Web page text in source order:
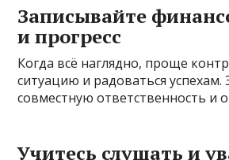
Записывайте
и прогресс
Когда всё наглядно, проще
ситуацию и радоваться успехам.
совместную ответственность и
Учитесь слушать и